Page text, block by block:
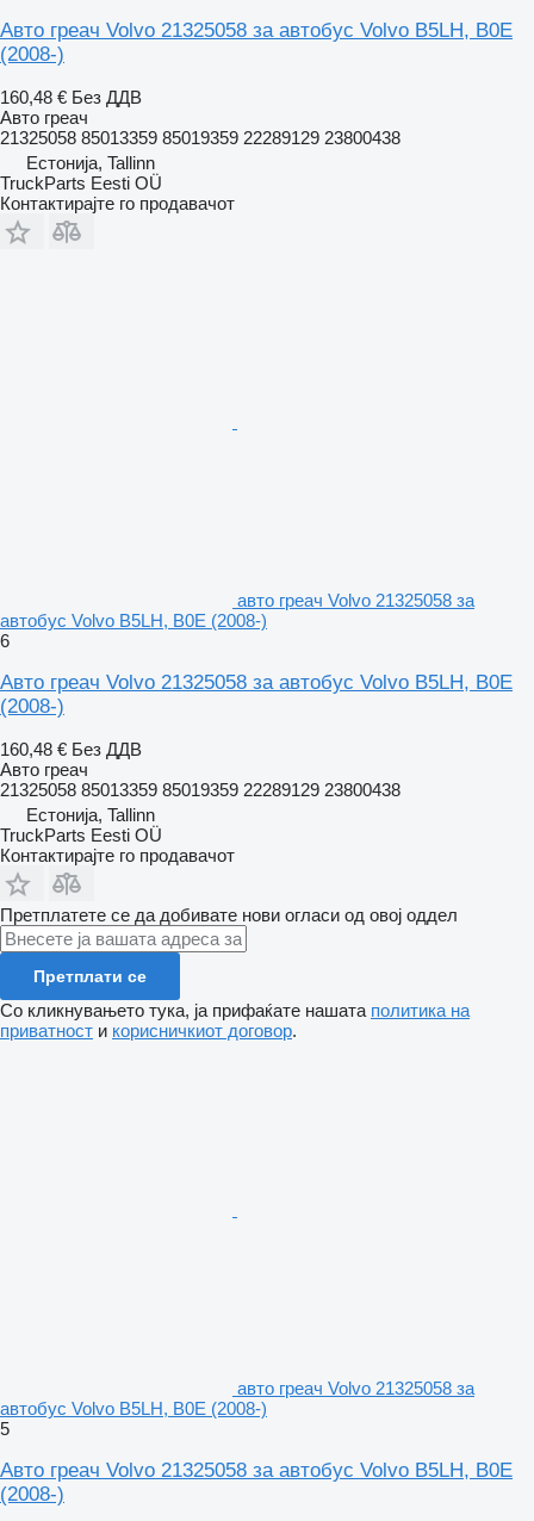
Авто греач Volvo 21325058 за автобус Volvo B5LH, B0E
(2008-)
160,48 € Без ДДВ
Авто греач
21325058 85013359 85019359 22289129 23800438
Естонија, Tallinn
TruckParts Eesti OÜ
Контактирајте го продавачот
авто греач Volvo 21325058 за
автобус Volvo B5LH, B0E (2008-)
6
Авто греач Volvo 21325058 за автобус Volvo B5LH, B0E
(2008-)
160,48 € Без ДДВ
Авто греач
21325058 85013359 85019359 22289129 23800438
Естонија, Tallinn
TruckParts Eesti OÜ
Контактирајте го продавачот
Претплатете се да добивате нови огласи од овој оддел
Претплати се
Со кликнувањето тука, ја прифаќате нашата политика на
приватност и корисничкиот договор.
авто греач Volvo 21325058 за
автобус Volvo B5LH, B0E (2008-)
5
Авто греач Volvo 21325058 за автобус Volvo B5LH, B0E
(2008-)